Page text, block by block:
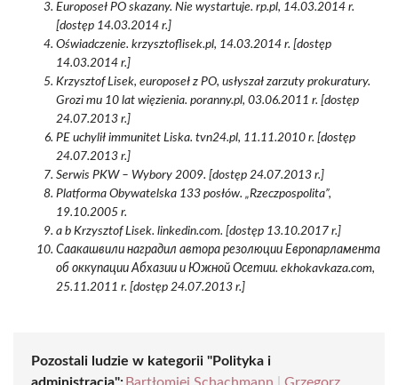
Europoseł PO skazany. Nie wystartuje. rp.pl, 14.03.2014 r.
[dostęp 14.03.2014 r.]
Oświadczenie. krzysztoflisek.pl, 14.03.2014 r. [dostęp
14.03.2014 r.]
Krzysztof Lisek, europoseł z PO, usłyszał zarzuty prokuratury.
Grozi mu 10 lat więzienia. poranny.pl, 03.06.2011 r. [dostęp
24.07.2013 r.]
PE uchylił immunitet Liska. tvn24.pl, 11.11.2010 r. [dostęp
24.07.2013 r.]
Serwis PKW – Wybory 2009. [dostęp 24.07.2013 r.]
Platforma Obywatelska 133 posłów. „Rzeczpospolita”,
19.10.2005 r.
a b Krzysztof Lisek. linkedin.com. [dostęp 13.10.2017 r.]
Саакашвили наградил автора резолюции Европарламента
об оккупации Абхазии и Южной Осетии. ekhokavkaza.com,
25.11.2011 r. [dostęp 24.07.2013 r.]
Pozostali ludzie w kategorii "Polityka i